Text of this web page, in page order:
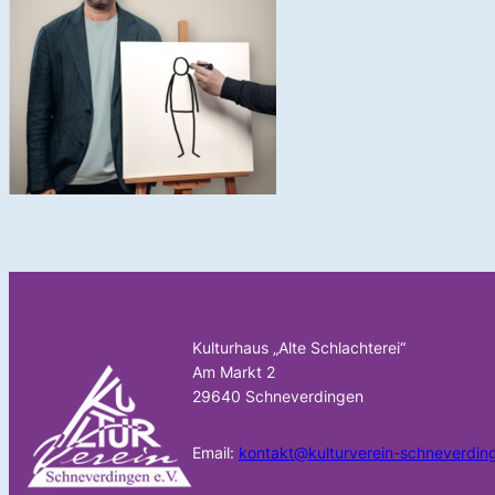
Kulturhaus „Alte Schlachterei“
Am Markt 2
29640 Schneverdingen
Email: kontakt@kulturverein-